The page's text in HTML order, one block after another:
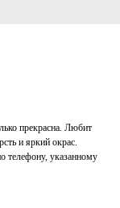
прекрасна. Любит
и яркий окрас.
указанному